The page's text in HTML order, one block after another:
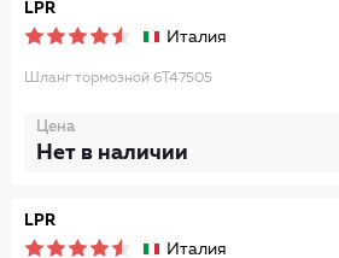
LPR
Италия
Шланг тормозной 6T47505
Цена
Нет в наличии
LPR
Италия